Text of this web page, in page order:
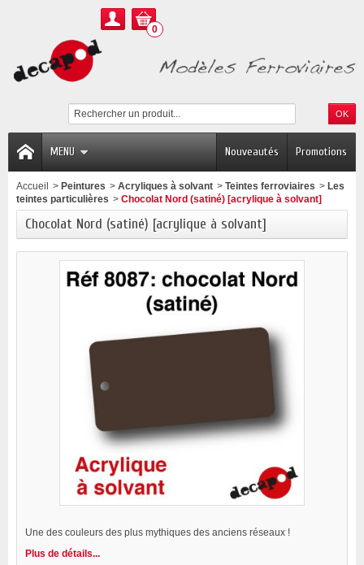
0
MENU Promotions
Nouveautés
Accueil > Peintures > Acryliques à solvant > Teintes ferroviaires > Les
teintes particulières > Chocolat Nord (satiné) [acrylique à solvant]
Chocolat Nord (satiné) [acrylique à solvant]
Une des couleurs des plus mythiques des anciens réseaux !
Plus de détails...